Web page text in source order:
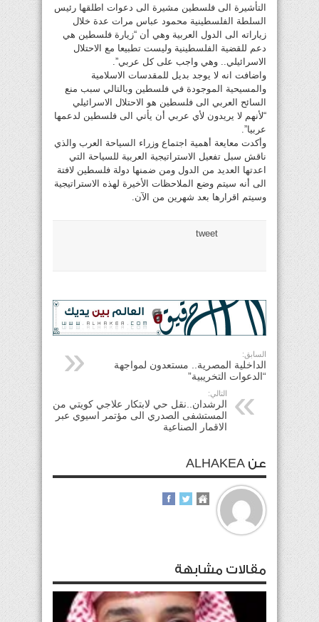
التأشيرة الى فلسطين مشيرة الى دعوات اطلقها رئيس
السلطة الفلسطينية محمود عباس مرات عدة خلال
زياراته الى الدول العربية وهي أن “زيارة فلسطين هي
دعم للقضية الفلسطينية وليست تطبيعا مع الاحتلال
الاسرائيلي.. وهي واجب على كل عربي”.
واضافت انه لا يوجد بديل للمقدسات الاسلامية
والمسيحية الموجودة في فلسطين وبالتالي سبب منع
السائح العربي الى فلسطين هو الاحتلال الاسرائيلي
“لأنهم لا يريدون لأي عربي أن يأتي الى فلسطين لدعمها
عربيا”.
وأكدت معايعة أهمية اجتماع وزراء السياحة العرب والذي
ناقش سبل تفعيل الاستراتيجية العربية للسياحة التي
اعدتها العديد من الدول ومن ضمنها دولة فلسطين لافتة
الى أنه سيتم وضع الملاحظات الأخيرة لهذه الاستراتيجية
وسيتم اقرارها بعد شهرين من الآن.
tweet
السابق:
الداخلية المصرية.. مستعدون لمواجهة
“الدعوات التخريبية”
التالي:
الرشدان..نقل حي لابتكار علاجي كويتي من
المستشفى الصدري الى مؤتمر اسيوي عبر
الاقمار الصناعية
عن ALHAKEA
مقالات مشابهة